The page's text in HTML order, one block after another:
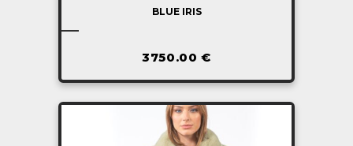
BLUE IRIS
3750.00€